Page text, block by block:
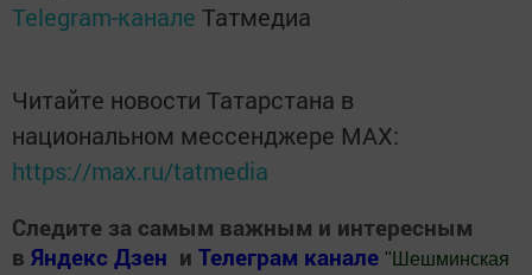
Telegram-канале Татмедиа
Читайте новости Татарстана в
национальном мессенджере MАХ:
https://max.ru/tatmedia
Следите за самым важным и интересным
в Яндекс Дзен и Телеграм канале " Шешминская